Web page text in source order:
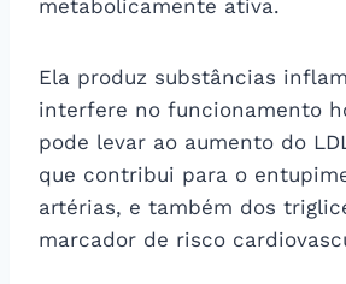
metabolicamente ativa.
Ela produz substâncias
interfere no funcionamento
pode levar ao aumento do
que contribui para o
artérias, e também dos
marcador de risco